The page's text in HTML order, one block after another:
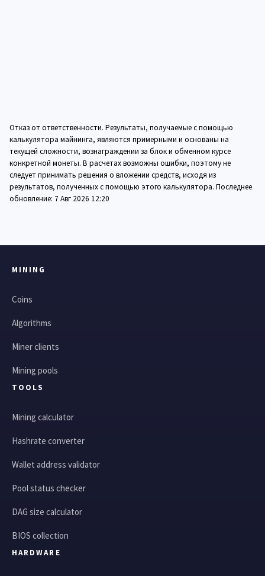
Отказ от ответственности. Результаты, получаемые с помощью
калькулятора майнинга, являются примерными и основаны на
текущей сложности, вознаграждении за блок и обменном курсе
конкретной монеты. В расчетах возможны ошибки, поэтому не
следует принимать решения о вложении средств, исходя из
результатов, полученных с помощью этого калькулятора. Последнее
обновление: 7 Авг 2026 12:20
MINING
Coins
Algorithms
Miner clients
Mining pools
TOOLS
Mining calculator
Hashrate converter
Wallet address validator
Pool status checker
DAG size calculator
BIOS collection
HARDWARE